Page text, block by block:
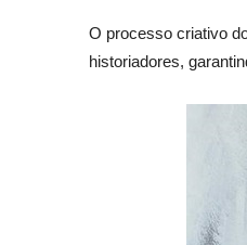
O processo criativo
historiadores,